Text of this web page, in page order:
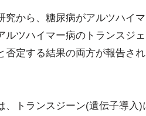
究から、糖尿病がアルツハイ
ルツハイマー病のトランスジ
否定する結果の両方が報告さ
、トランスジーン(遺伝子導入